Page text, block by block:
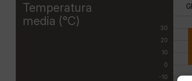
Temperatura
media (°C)
30
20
10
0
-10